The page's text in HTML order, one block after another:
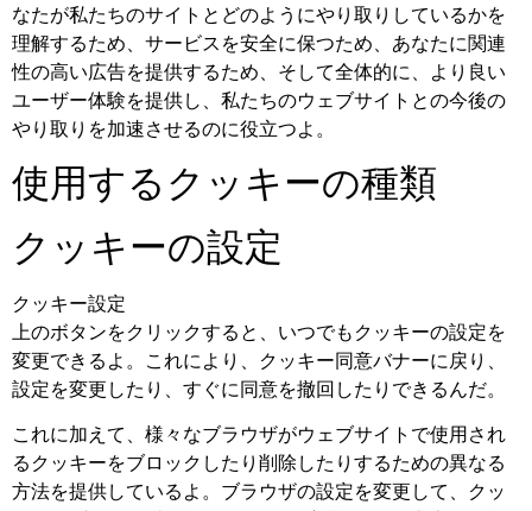
なたが私たちのサイトとどのようにやり取りしているかを
理解するため、サービスを安全に保つため、あなたに関連
性の高い広告を提供するため、そして全体的に、より良い
ユーザー体験を提供し、私たちのウェブサイトとの今後の
やり取りを加速させるのに役立つよ。
使用するクッキーの種類
クッキーの設定
クッキー設定
上のボタンをクリックすると、いつでもクッキーの設定を
変更できるよ。これにより、クッキー同意バナーに戻り、
設定を変更したり、すぐに同意を撤回したりできるんだ。
これに加えて、様々なブラウザがウェブサイトで使用され
るクッキーをブロックしたり削除したりするための異なる
方法を提供しているよ。ブラウザの設定を変更して、クッ